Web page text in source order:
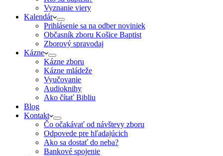
Vyznanie viery
Kalendár
Prihlásenie sa na odber noviniek
Občasník zboru Košice Baptist
Zborový spravodaj
Kázne
Kázne zboru
Kázne mládeže
Vyučovanie
Audioknihy
Ako čítať Bibliu
Blog
Kontakt
Čo očakávať od návštevy zboru
Odpovede pre hľadajúcich
Ako sa dostať do neba?
Bankové spojenie